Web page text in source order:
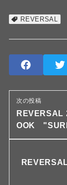
REVERSAL
次の投稿
REVERSAL
OOK